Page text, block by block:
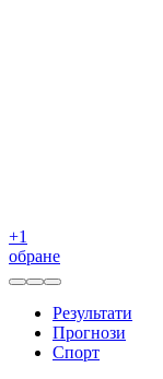
+1
обране
Результати
Прогнози
Спорт